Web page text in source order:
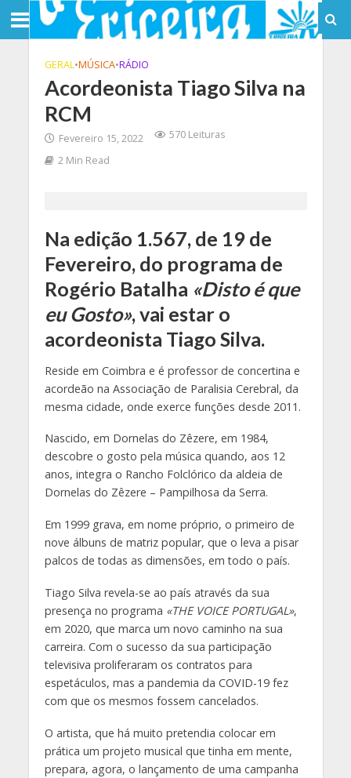
GERAL•MÚSICA•RÁDIO
Acordeonista Tiago Silva na
RCM
Fevereiro 15, 2022
570 Leituras
2 Min Read
Na edição 1.567, de 19 de
Fevereiro, do programa de
Rogério Batalha «Disto é que
eu Gosto», vai estar o
acordeonista Tiago Silva.
Reside em Coimbra e é professor de concertina e
acordeão na Associação de Paralisia Cerebral, da
mesma cidade, onde exerce funções desde 2011.
Nascido, em Dornelas do Zêzere, em 1984,
descobre o gosto pela música quando, aos 12
anos, integra o Rancho Folclórico da aldeia de
Dornelas do Zêzere – Pampilhosa da Serra.
Em 1999 grava, em nome próprio, o primeiro de
nove álbuns de matriz popular, que o leva a pisar
palcos de todas as dimensões, em todo o país.
Tiago Silva revela-se ao país através da sua
presença no programa «THE VOICE PORTUGAL»,
em 2020, que marca um novo caminho na sua
carreira. Com o sucesso da sua participação
televisiva proliferaram os contratos para
espetáculos, mas a pandemia da COVID-19 fez
com que os mesmos fossem cancelados.
O artista, que há muito pretendia colocar em
prática um projeto musical que tinha em mente,
prepara, agora, o lançamento de uma campanha